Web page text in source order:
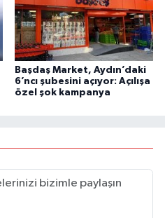
Başdaş Market, Aydın’daki
6’ncı şubesini açıyor: Açılışa
özel şok kampanya